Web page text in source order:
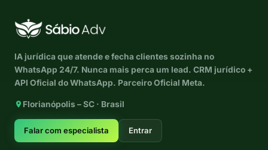
IA jurídica que atende e fecha clientes sozinha no
WhatsApp 24/7. Nunca mais perca um lead. CRM jurídico +
API Oficial do WhatsApp. Parceiro Oficial Meta.
Florianópolis – SC · Brasil
Falar com especialista Entrar